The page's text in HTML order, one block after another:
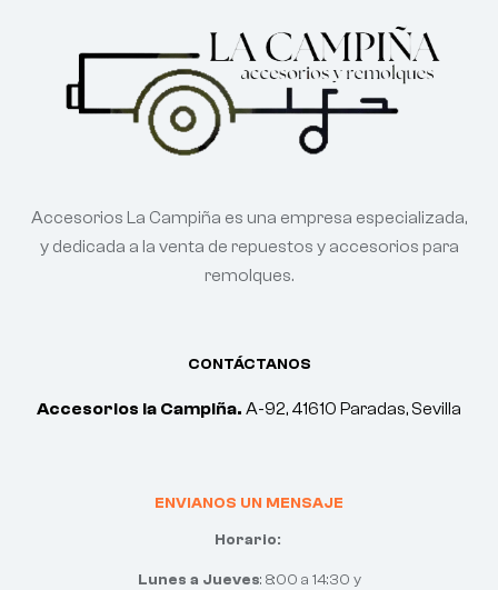
CONTÁCTANOS
Accesorios la Campiña. A-92, 41610 Paradas, Sevilla
ENVIANOS UN MENSAJE
Horario:
Lunes a Jueves: 8:00 a 14:30 y
Accesorios La Campiña es una empresa especializada,
y dedicada a la venta de repuestos y accesorios para
remolques.